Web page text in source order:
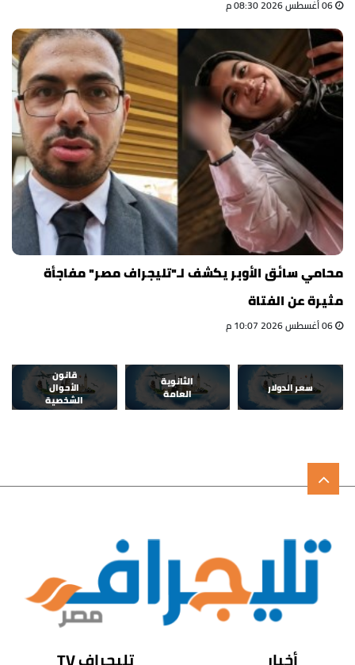
محامي سائق الأوبر يكشف لـ"تليجراف مصر" مفاجأة
مثيرة عن الفتاة
سعر الدولار
الثانوية
العامة
قانون
الأحوال
الشخصية